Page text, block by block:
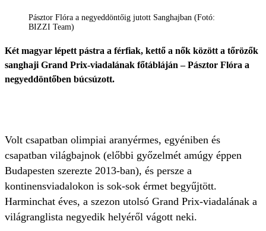
Pásztor Flóra a negyeddöntőig jutott Sanghajban (Fotó:
BIZZI Team)
Két magyar lépett pástra a férfiak, kettő a nők között a tőrözők
sanghaji Grand Prix-viadalának főtábláján – Pásztor Flóra a
negyeddöntőben búcsúzott.
Volt csapatban olimpiai aranyérmes, egyéniben és
csapatban világbajnok (előbbi győzelmét amúgy éppen
Budapesten szerezte 2013-ban), és persze a
kontinensviadalokon is sok-sok érmet begyűjtött.
Harminchat éves, a szezon utolsó Grand Prix-viadalának a
világranglista negyedik helyéről vágott neki.